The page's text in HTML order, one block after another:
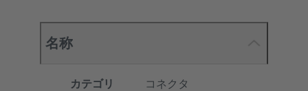
名称
カテゴリ コネクタ